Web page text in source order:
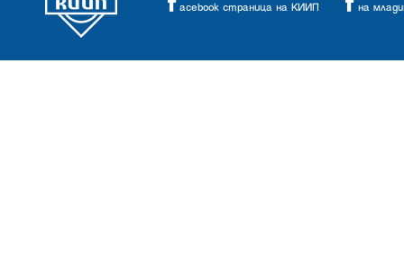
acebook страница на КИИП на